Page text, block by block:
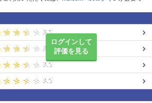
ログインして
評価を見る